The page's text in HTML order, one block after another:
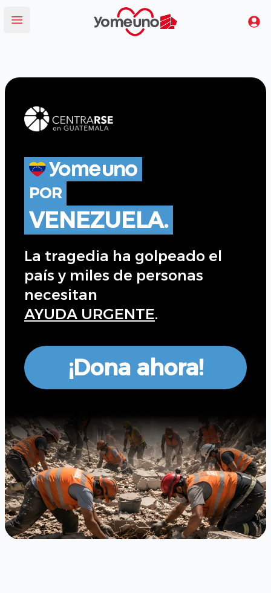
Abrir menú
Yomeuno.com
POR
VENEZUELA.
La tragedia ha golpeado el
país y miles de personas
necesitan
AYUDA URGENTE.
¡Dona ahora!